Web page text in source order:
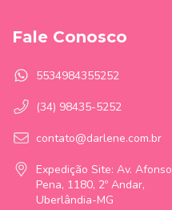
Fale Conosco
5534984355252
(34) 98435-5252
contato@darlene.com.br
Expedição Site: Av. Afonso
Pena, 1180, 2º Andar,
Uberlândia-MG